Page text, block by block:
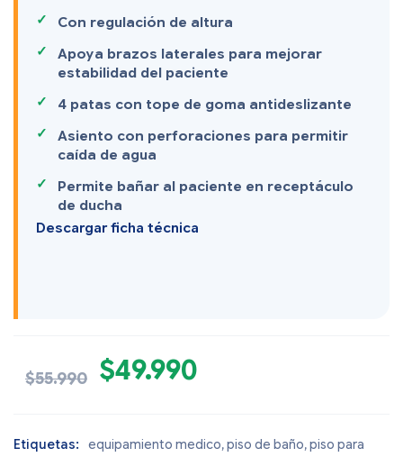
Con regulación de altura
Apoya brazos laterales para mejorar
estabilidad del paciente
4 patas con tope de goma antideslizante
Asiento con perforaciones para permitir
caída de agua
Permite bañar al paciente en receptáculo
de ducha
Descargar ficha técnica
$55.990 $49.990
Etiquetas: equipamiento medico,piso de baño,piso para